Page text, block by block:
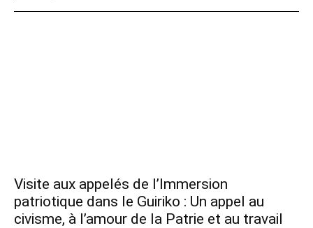
Visite aux appelés de l’Immersion
patriotique dans le Guiriko : Un appel au
civisme, à l’amour de la Patrie et au travail